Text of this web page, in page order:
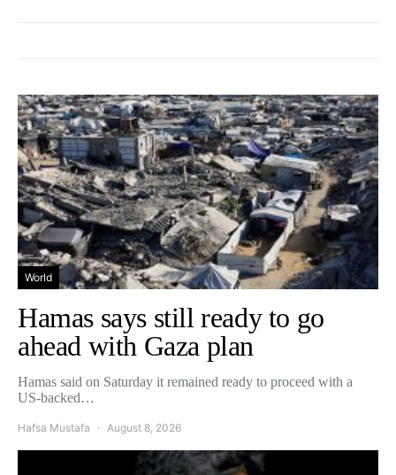
World
Hamas says still ready to go
ahead with Gaza plan
Hamas said on Saturday it remained ready to proceed with a
US-backed…
Hafsa Mustafa August 8, 2026